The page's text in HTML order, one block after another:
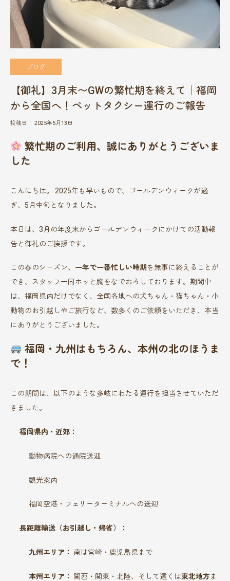
ブログ
【御礼】3月末〜GWの繁忙期を終えて｜福岡
から全国へ！ペットタクシー運行のご報告
投稿日： 2025年5月13日
繁忙期のご利用、誠にありがとうございま
した
こんにちは。 2025年も早いもので、ゴールデンウィークが過
ぎ、5月中旬となりました。
本日は、3月の年度末からゴールデンウィークにかけての活動報
告と御礼のご挨拶です。
この春のシーズン、 一年で一番忙しい時期を無事に終えることが
でき、スタッフ一同ホッと胸をなでおろしております。期間中
は、福岡県内だけでなく、全国各地への犬ちゃん・猫ちゃん・小
動物のお引越しやご旅行など、数多くのご依頼をいただき、本当
にありがとうございました。
福岡・九州はもちろん、本州の北のほうま
で！
この期間は、以下のような多岐にわたる運行を担当させていただ
きました。
福岡県内・近郊：
動物病院への通院送迎
観光案内
福岡空港・フェリーターミナルへの送迎
長距離輸送（お引越し・帰省）：
九州エリア： 南は宮崎・鹿児島県まで
本州エリア： 関西・関東・北陸、そして遠くは東北地方 ま